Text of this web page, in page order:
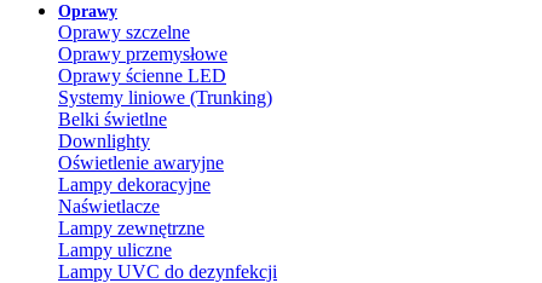
Oprawy
Oprawy szczelne
Oprawy przemysłowe
Oprawy ścienne LED
Systemy liniowe (Trunking)
Belki świetlne
Downlighty
Oświetlenie awaryjne
Lampy dekoracyjne
Naświetlacze
Lampy zewnętrzne
Lampy uliczne
Lampy UVC do dezynfekcji